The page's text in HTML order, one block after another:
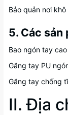
Bảo quản nơi
5. Các
Bao ngón tay
Găng tay PU
Găng tay chống
II. Địa